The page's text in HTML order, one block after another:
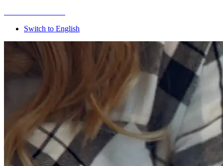
Switch to English